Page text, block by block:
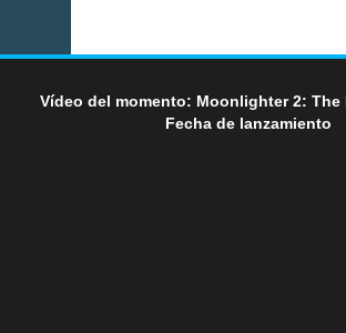
Vídeo del momento: Moonlighter 2: The
Fecha de lanzamiento